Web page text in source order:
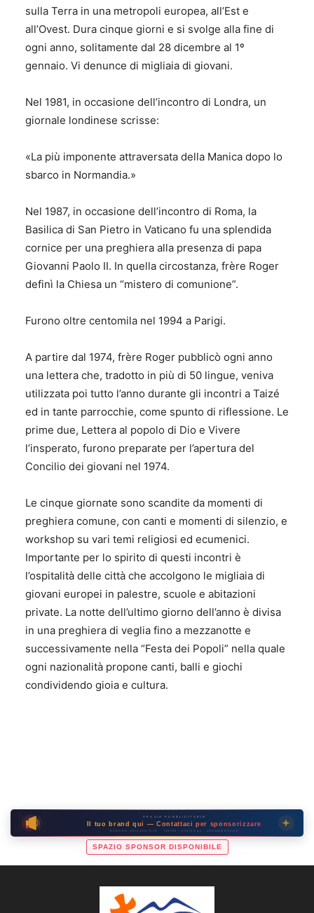
sulla Terra in una metropoli europea, all’Est e
all’Ovest. Dura cinque giorni e si svolge alla fine di
ogni anno, solitamente dal 28 dicembre al 1º
gennaio. Vi denunce di migliaia di giovani.
Nel 1981, in occasione dell’incontro di Londra, un
giornale londinese scrisse:
«La più imponente attraversata della Manica dopo lo
sbarco in Normandia.»
Nel 1987, in occasione dell’incontro di Roma, la
Basilica di San Pietro in Vaticano fu una splendida
cornice per una preghiera alla presenza di papa
Giovanni Paolo II. In quella circostanza, frère Roger
definì la Chiesa un “mistero di comunione”.
Furono oltre centomila nel 1994 a Parigi.
A partire dal 1974, frère Roger pubblicò ogni anno
una lettera che, tradotto in più di 50 lingue, veniva
utilizzata poi tutto l’anno durante gli incontri a Taizé
ed in tante parrocchie, come spunto di riflessione. Le
prime due, Lettera al popolo di Dio e Vivere
l’insperato, furono preparate per l’apertura del
Concilio dei giovani nel 1974.
Le cinque giornate sono scandite da momenti di
preghiera comune, con canti e momenti di silenzio, e
workshop su vari temi religiosi ed ecumenici.
Importante per lo spirito di questi incontri è
l’ospitalità delle città che accolgono le migliaia di
giovani europei in palestre, scuole e abitazioni
private. La notte dell’ultimo giorno dell’anno è divisa
in una preghiera di veglia fino a mezzanotte e
successivamente nella “Festa dei Popoli” nella quale
ogni nazionalità propone canti, balli e giochi
condividendo gioia e cultura.
SPAZIO PUBBLICITARIO
Il tuo brand qui — Contattaci per sponsorizzare
BANNER ORIZZONTALE · 728×90 / 970×90 px · LEADERBOARD
SPAZIO SPONSOR DISPONIBILE